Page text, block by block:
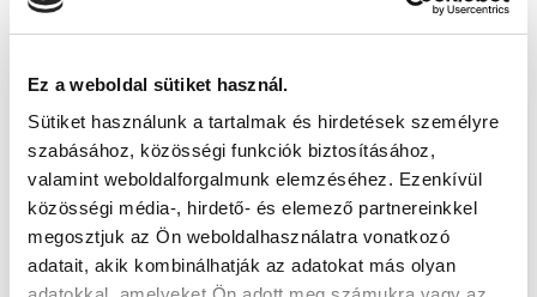
Ez a weboldal sütiket használ.
Sütiket használunk a tartalmak és hirdetések személyre
szabásához, közösségi funkciók biztosításához,
valamint weboldalforgalmunk elemzéséhez. Ezenkívül
közösségi média-, hirdető- és elemező partnereinkkel
megosztjuk az Ön weboldalhasználatra vonatkozó
adatait, akik kombinálhatják az adatokat más olyan
Ne maradjon le egy eseményről sem! Iratkozzon fel ingyenes
hírlevelünkre:
Elfogadom azAdatvédelmi tájékoztatót!
FELIRATKOZOM